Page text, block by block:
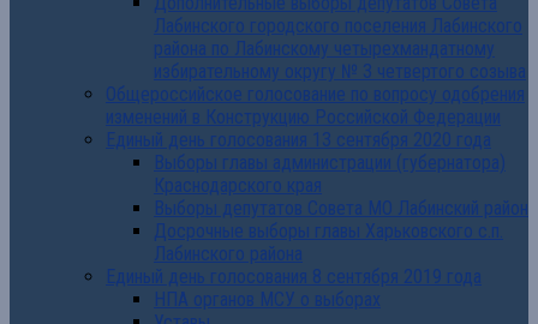
Лабинского городского поселения Лабинского
района по Лабинскому четырехмандатному
избирательному округу № 3 четвертого созыва
Общероссийское голосование по вопросу одобрения
изменений в Конструкцию Российской Федерации
Единый день голосования 13 сентября 2020 года
Выборы главы администрации (губернатора)
Краснодарского края
Выборы депутатов Совета МО Лабинский район
Досрочные выборы главы Харьковского с.п.
Лабинского района
Единый день голосования 8 сентября 2019 года
НПА органов МСУ о выборах